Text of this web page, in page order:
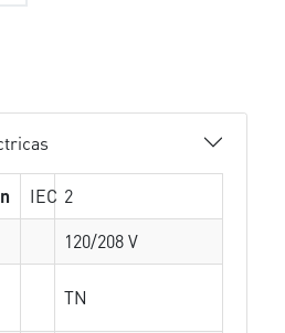
IEC 2
120/208 V
TN